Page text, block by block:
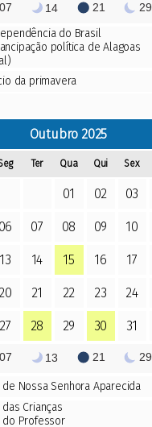
07 14 21 29
do Brasil
política de Alagoas
da primavera
Outubro 2025
Ter Qua Qui Sex
01 02 03
06 07 08 09 10
13 14 15 16 17
20 21 22 23 24
27 28 29 30 31
07 13 21 29
de Nossa Senhora Aparecida
das Crianças
do Professor